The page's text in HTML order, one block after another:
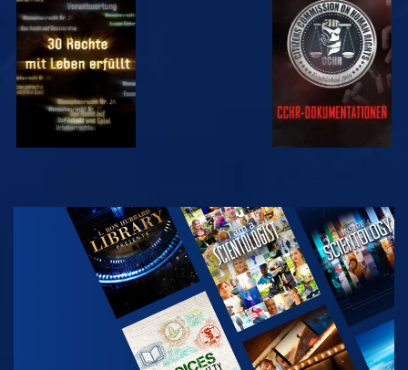
ANSEHEN ANSEHEN
ANSEHEN
SERIE
ENTDECKEN